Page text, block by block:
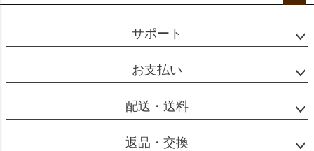
ップ
サポート
お支払い
配送・送料
返品・交換